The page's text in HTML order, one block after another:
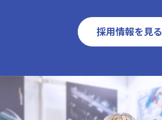
採用情報を見る